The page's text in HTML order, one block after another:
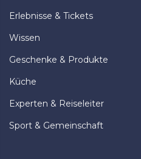
Erlebnisse & Tickets
Wissen
Geschenke & Produkte
Küche
Experten & Reiseleiter
Sport & Gemeinschaft